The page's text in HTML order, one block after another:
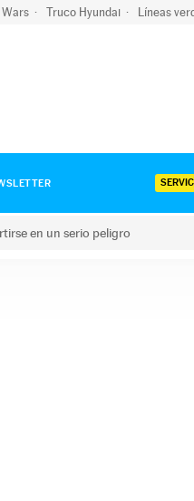
Truco Hyundai Líneas
en un serio peligro